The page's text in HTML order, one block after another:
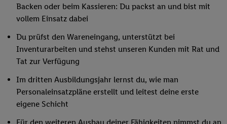
Backen oder beim Kassieren: Du packst an und bist mit
vollem Einsatz dabei
Du prüfst den Wareneingang, unterstützt bei
Inventurarbeiten und stehst unseren Kunden mit Rat und
Tat zur Verfügung
Im dritten Ausbildungsjahr lernst du, wie man
Personaleinsatzpläne erstellt und leitest deine erste
eigene Schicht